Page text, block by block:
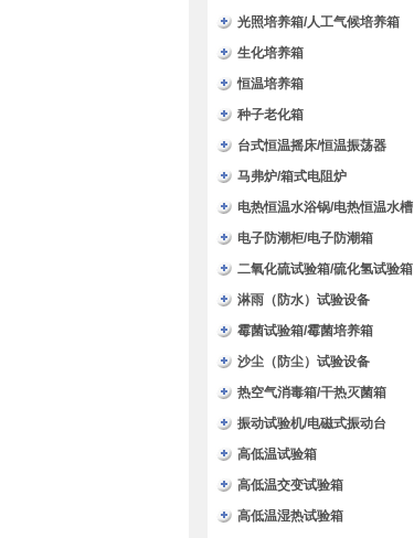
光照培养箱/人工气候培养箱
生化培养箱
恒温培养箱
种子老化箱
台式恒温摇床/恒温振荡器
马弗炉/箱式电阻炉
电热恒温水浴锅/电热恒温水槽
电子防潮柜/电子防潮箱
二氧化硫试验箱/硫化氢试验箱
淋雨（防水）试验设备
霉菌试验箱/霉菌培养箱
沙尘（防尘）试验设备
热空气消毒箱/干热灭菌箱
振动试验机/电磁式振动台
高低温试验箱
高低温交变试验箱
高低温湿热试验箱